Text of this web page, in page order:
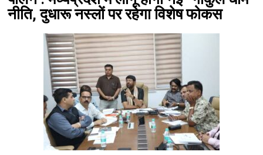
नीति, दुधारू नस्लों पर रहेगा विशेष फोकस